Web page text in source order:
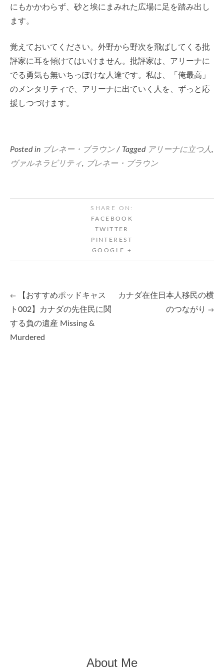
にもかかわらず、砂と埃にまみれた広場に足を踏み出し
ます。
覚えておいてください。外野から野次を飛ばしてくる批
評家に耳を傾けてはいけません。批評家は、アリーナに
でる勇気も無いちっぽけな人達です。私は、「俺最高」
のメンタリティで、アリーナに出ていく人を、ずっと応
援しつづけます。
Posted in ブレネー・ブラウン / Tagged アリーナに立つ人,
ヴァルネラビリティ, ブレネー・ブラウン
SHARE ON:
FACEBOOK
TWITTER
PINTEREST
GOOGLE +
Post
navigation
←
【おすすめポッドキャス
ト002】カナダの先住民に関
する負の遺産 Missing &
Murdered
カナダ在住日本人移民の横
のつながり
→
About Me